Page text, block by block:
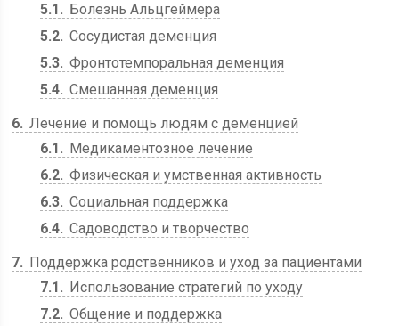
5.1
Болезнь Альцгеймера
5.2 Сосудистая деменция
5.3 Фронтотемпоральная деменция
5.4 Смешанная деменция
6 Лечение и помощь людям с деменцией
6.1
Медикаментозное лечение
6.2 Физическая и умственная активность
6.3 Социальная поддержка
6.4 Садоводство и творчество
7
Поддержка родственников и уход за пациентами
7.1
Использование стратегий по уходу
7.2 Общение и поддержка